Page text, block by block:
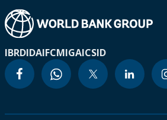
IBRDIDAIFCMIGAICSID